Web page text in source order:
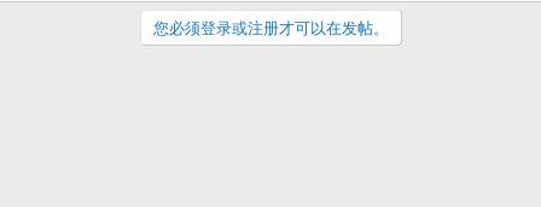
您必须登录或注册才可以在发帖。